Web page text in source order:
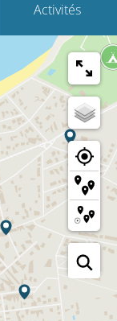
Activités